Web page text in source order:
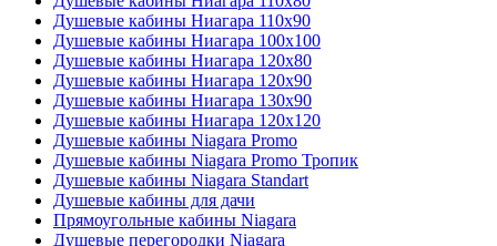
Душевые кабины Ниагара 110x90
Душевые кабины Ниагара 100x100
Душевые кабины Ниагара 120x80
Душевые кабины Ниагара 120x90
Душевые кабины Ниагара 130x90
Душевые кабины Ниагара 120x120
Душевые кабины Niagara Promo
Душевые кабины Niagara Promo Тропик
Душевые кабины Niagara Standart
Душевые кабины для дачи
Прямоугольные кабины Niagara
Душевые перегородки Niagara